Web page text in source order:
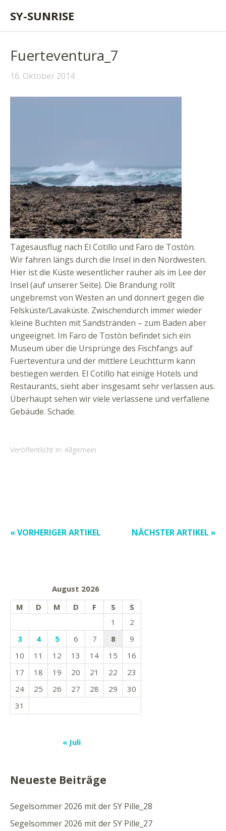
SY-SUNRISE
Fuerteventura_7
16. Oktober 2014
Tagesausflug nach El Cotillo und Faro de Tostòn.
Wir fahren längs durch die Insel in den Nordwesten.
Hier ist die Küste wesentlicher rauher als im Lee der
Insel (auf unserer Seite). Die Brandung rollt
ungebremst von Westen an und donnert gegen die
Felsküste/Lavaküste. Zwischendurch immer wieder
kleine Buchten mit Sandstränden – zum Baden aber
ungeeignet. Im Faro de Tostòn befindet sich ein
Museum über die Ursprünge des Fischfangs auf
Fuerteventura und der mittlere Leuchtturm kann
bestiegen werden. El Cotillo hat einige Hotels und
Restaurants, sieht aber insgesamt sehr verlassen aus.
Überhaupt sehen wir viele verlassene und verfallene
Gebäude. Schade.
Veröffentlicht in: Allgemein
NÄCHSTER ARTIKEL »
« VORHERIGER ARTIKEL
August 2026
M
D M D F S
S
1
2
3
4 5 6 7 8
9
10
11 12 13 14 15
16
17
18 19 20 21 22
23
24
25 26 27 28 29
30
31
« Juli
Neueste Beiträge
Segelsommer 2026 mit der SY Pille_28
Segelsommer 2026 mit der SY Pille_27